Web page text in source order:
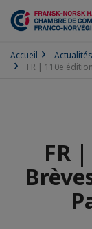
Accueil
Actualités
FR | 110e
FR